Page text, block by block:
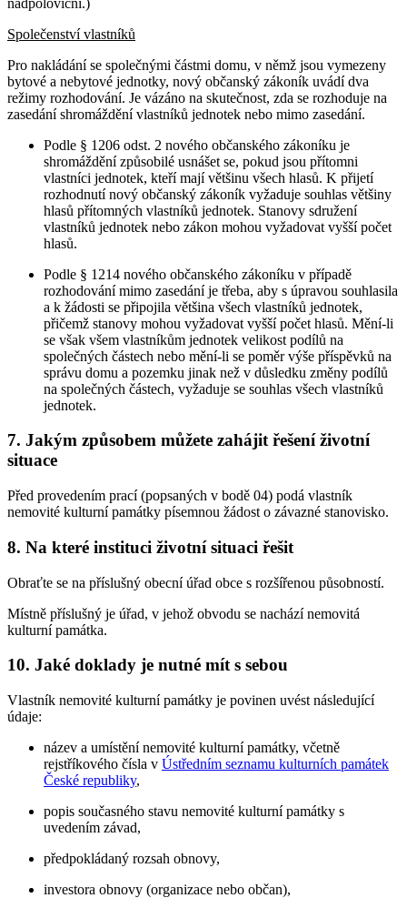
Společenství vlastníků
Pro nakládání se společnými částmi domu, v němž jsou vymezeny
bytové a nebytové jednotky, nový občanský zákoník uvádí dva
režimy rozhodování. Je vázáno na skutečnost, zda se rozhoduje na
zasedání shromáždění vlastníků jednotek nebo mimo zasedání.
Podle § 1206 odst. 2 nového občanského zákoníku je
shromáždění způsobilé usnášet se, pokud jsou přítomni
vlastníci jednotek, kteří mají většinu všech hlasů. K přijetí
rozhodnutí nový občanský zákoník vyžaduje souhlas většiny
hlasů přítomných vlastníků jednotek. Stanovy sdružení
vlastníků jednotek nebo zákon mohou vyžadovat vyšší počet
hlasů.
Podle § 1214 nového občanského zákoníku v případě
rozhodování mimo zasedání je třeba, aby s úpravou souhlasila
a k žádosti se připojila většina všech vlastníků jednotek,
přičemž stanovy mohou vyžadovat vyšší počet hlasů. Mění-li
se však všem vlastníkům jednotek velikost podílů na
společných částech nebo mění-li se poměr výše příspěvků na
správu domu a pozemku jinak než v důsledku změny podílů
na společných částech, vyžaduje se souhlas všech vlastníků
jednotek.
7. Jakým způsobem můžete zahájit řešení životní
situace
Před provedením prací (popsaných v bodě 04) podá vlastník
nemovité kulturní památky písemnou žádost o závazné stanovisko.
8. Na které instituci životní situaci řešit
Obraťte se na příslušný obecní úřad obce s rozšířenou působností.
Místně příslušný je úřad, v jehož obvodu se nachází nemovitá
kulturní památka.
10. Jaké doklady je nutné mít s sebou
Vlastník nemovité kulturní památky je povinen uvést následující
údaje:
název a umístění nemovité kulturní památky, včetně
rejstříkového čísla v Ústředním seznamu kulturních památek
České republiky,
popis současného stavu nemovité kulturní památky s
uvedením závad,
předpokládaný rozsah obnovy,
investora obnovy (organizace nebo občan),